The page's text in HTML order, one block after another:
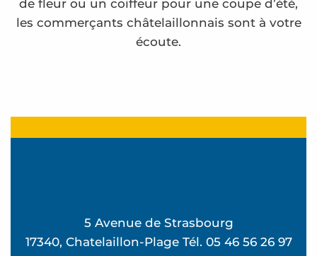
de fleur ou un coiffeur pour une coupe d’été,
les commerçants châtelaillonnais sont à votre
écoute.
BAM HABITAT par Chloé PEYRICHOU
Les langues pour tous
Pharmacie Cap Atlantique
5 Avenue de Strasbourg
17340, Chatelaillon-Plage Tél. 05 46 56 26 97